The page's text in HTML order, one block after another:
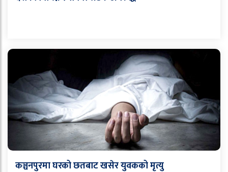
कञ्चनपुरमा घरको छतबाट खसेर युवकको मृत्यु